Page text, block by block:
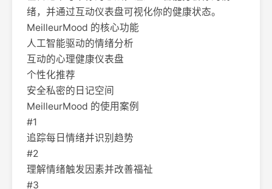
绪，并通过互动仪表盘可视化你的健康状态。
MeilleurMood 的核心功能
人工智能驱动的情绪分析
互动的心理健康仪表盘
个性化推荐
安全私密的日记空间
MeilleurMood 的使用案例
#1
追踪每日情绪并识别趋势
#2
理解情绪触发因素并改善福祉
#3